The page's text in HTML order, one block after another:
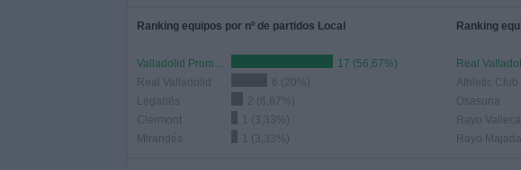
Ranking equipos por nº de partidos Local
Valladolid Promesas
17 (56,67%)
Real Valladolid
6 (20%)
Leganés
2 (6,67%)
Clermont
1 (3,33%)
Mirandés
1 (3,33%)
Ranking
Real
Athletic Club
Osasuna
Rayo